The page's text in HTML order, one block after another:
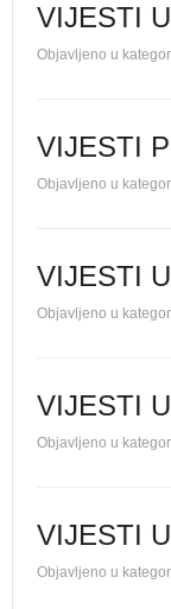
VIJESTI
Objavljeno u
VIJESTI
Objavljeno u
VIJESTI
Objavljeno u
VIJESTI
Objavljeno u
VIJESTI
Objavljeno u